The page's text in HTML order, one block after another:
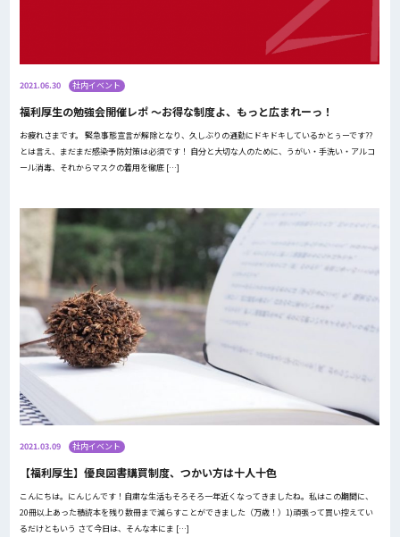
2021.06.30 社内イベント
福利厚生の勉強会開催レポ ～お得な制度よ、もっと広まれーっ！
お疲れさまです。 緊急事態宣言が解除となり、久しぶりの通勤にドキドキしているかとぅーです??
とは言え、まだまだ感染予防対策は必須です！ 自分と大切な人のために、うがい・手洗い・アルコ
ール消毒、それからマスクの着用を徹底 […]
2021.03.09 社内イベント
【福利厚生】優良図書購買制度、つかい方は十人十色
こんにちは。にんじんです！自粛な生活もそろそろ一年近くなってきましたね。私はこの期間に、
20冊以上あった積読本を残り数冊まで減らすことができました（万歳！）1)頑張って買い控えてい
るだけともいう さて今日は、そんな本にま […]